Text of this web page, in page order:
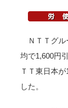
ＮＴＴグ
均で1,600円
ＴＴ東日本
した。